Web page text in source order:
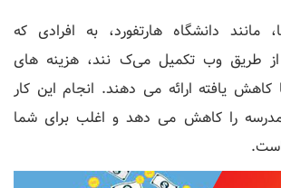
مانند دانشگاه هارتفورد، به افرادی که
طریق وب تکمیل می‌ک نند، هزینه‌ های
کاهش یافته ارائه می ‌دهند. انجام این کار
را کاهش می دهد و اغلب برای شما